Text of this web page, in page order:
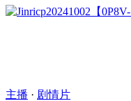
主播 · 剧情片